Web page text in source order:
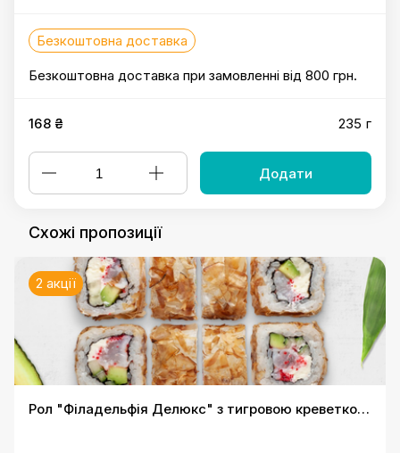
Безкоштовна доставка
Безкоштовна доставка при замовленні від 800 грн.
168 ₴ 235 г
Додати
Схожі пропозиції
2 акції
Рол "Філадельфія Делюкс" з тигровою креветкою